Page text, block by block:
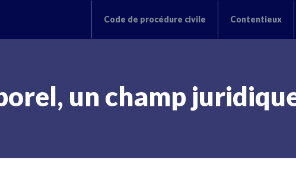
Code de procédure civile Contentieux
un champ